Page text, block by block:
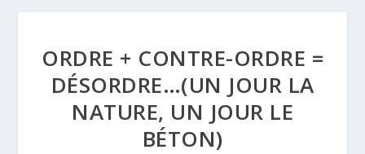
ORDRE + CONTRE-ORDRE =
DÉSORDRE…(UN JOUR LA
NATURE, UN JOUR LE
BÉTON)